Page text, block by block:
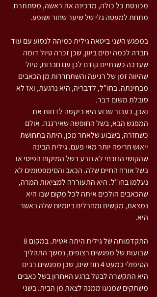
מכונסת כל כולה, מרכינה את ראשה, מסתתרת
מתחת למעטה גלי של שיער שחור ושופע.
במפגש השני ביטאה גילית כמיהה לנסוע עם עוד
חברה לכמה ימים ביוון, שכן זכרה טיול דומה
שערכה כשנתיים קודם לכן עם חברות, טיול
שהיווה זמן של רגיעה והשתחררות מן הכאבים
מבחינתה. בחו"ל, לדבריה, היא נרגעת, ואז לא
סובלת משום דבר.
ואכן, כעבור שבוע היא ביקשה לדחות את
המפגש הבא, בשל החופשה שאירגנה. אולם
כשחזרה, בשבוע שלאחר מכן, היתה בתחושת
ייאוש חריפה יותר מאי פעם. גילית הבינה
שהקושי הנוכחי לא נובע בשל המיקום הפיסי או
בשל אורח החיים שלה. הכאב והסימפטומים לא
נעלמו בחו"ל. היא התעוררה למציאות המרה,
שהכאבים הולכים איתה לכל מקום שבו היא
נמצאת, מקשים ומחבלים ביומיום שלה באשר
היא.
שבועות של מפגשים רצופים, נמשך התהליך
הטיפולי כמעט 4 חודשים, שכן מפגשים רבים
היא התקשרה לבטל ברגע האחרון בשל כאבים
משתקים שמנעו ממנה לצאת מן הבית. בשני